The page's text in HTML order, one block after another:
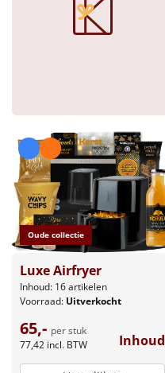
Oude collectie
Luxe Airfryer
Inhoud: 16 artikelen
Voorraad: Uitverkocht
65,- per stuk
77,42 incl. BTW Inhoud